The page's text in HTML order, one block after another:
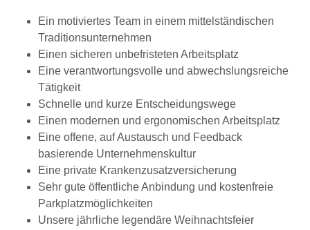
Ein motiviertes Team in einem mittelständischen
Traditionsunternehmen
Einen sicheren unbefristeten Arbeitsplatz
Eine verantwortungsvolle und abwechslungsreiche
Tätigkeit
Schnelle und kurze Entscheidungswege
Einen modernen und ergonomischen Arbeitsplatz
Eine offene, auf Austausch und Feedback
basierende Unternehmenskultur
Eine private Krankenzusatzversicherung
Sehr gute öffentliche Anbindung und kostenfreie
Parkplatzmöglichkeiten
Unsere jährliche legendäre Weihnachtsfeier